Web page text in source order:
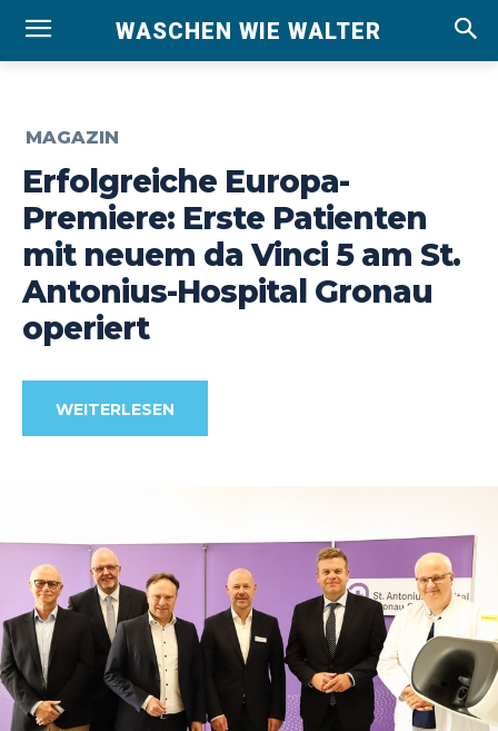
WASCHEN WIE WALTER
MAGAZIN
Erfolgreiche Europa-
Premiere: Erste Patienten
mit neuem da Vinci 5 am St.
Antonius-Hospital Gronau
operiert
WEITERLESEN